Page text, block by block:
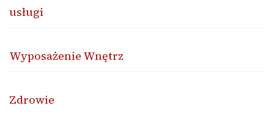
usługi
Wyposażenie Wnętrz
Zdrowie